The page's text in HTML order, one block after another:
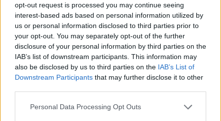
opt-out request is processed you may continue seeing
interest-based ads based on personal information utilized by
us or personal information disclosed to third parties prior to
your opt-out. You may separately opt-out of the further
disclosure of your personal information by third parties on the
IAB’s list of downstream participants. This information may
also be disclosed by us to third parties on the IAB’s List of
Downstream Participants that may further disclose it to other
Personal Data Processing Opt Outs